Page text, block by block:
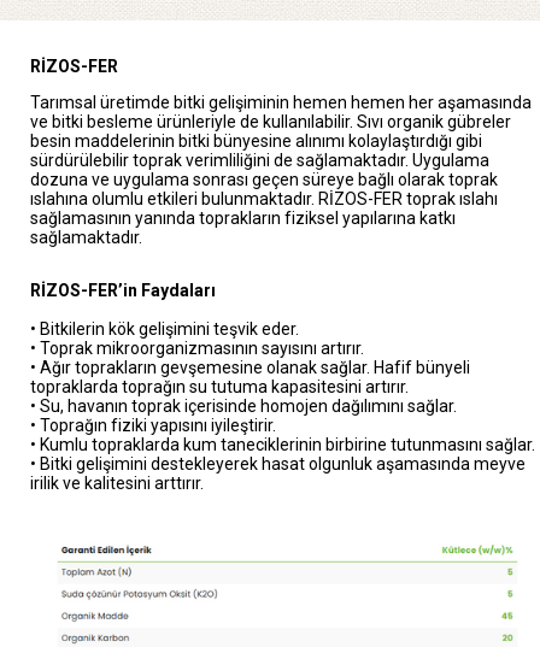
RİZOS-FER
Tarımsal üretimde bitki gelişiminin hemen hemen her aşamasında
ve bitki besleme ürünleriyle de kullanılabilir. Sıvı organik gübreler
besin maddelerinin bitki bünyesine alınımı kolaylaştırdığı gibi
sürdürülebilir toprak verimliliğini de sağlamaktadır. Uygulama
dozuna ve uygulama sonrası geçen süreye bağlı olarak toprak
ıslahına olumlu etkileri bulunmaktadır. RİZOS-FER toprak ıslahı
sağlamasının yanında toprakların fiziksel yapılarına katkı
sağlamaktadır.
RİZOS-FER’in Faydaları
• Bitkilerin kök gelişimini teşvik eder.
• Toprak mikroorganizmasının sayısını artırır.
• Ağır toprakların gevşemesine olanak sağlar. Hafif bünyeli
topraklarda toprağın su tutuma kapasitesini artırır.
• Su, havanın toprak içerisinde homojen dağılımını sağlar.
• Toprağın fiziki yapısını iyileştirir.
• Kumlu topraklarda kum taneciklerinin birbirine tutunmasını sağlar.
• Bitki gelişimini destekleyerek hasat olgunluk aşamasında meyve
irilik ve kalitesini arttırır.